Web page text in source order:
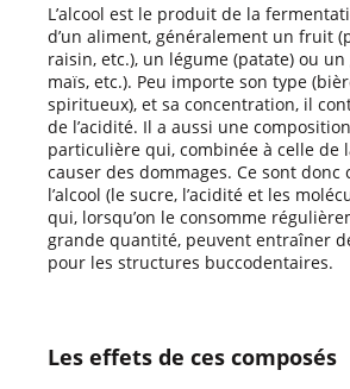
L’alcool est le produit de la
d’un aliment, généralement un fruit
raisin, etc.), un légume (patate) ou
maïs, etc.). Peu importe son type
spiritueux), et sa concentration, il
de l’acidité. Il a aussi une
particulière qui, combinée à celle de
causer des dommages. Ce sont donc
l’alcool (le sucre, l’acidité et les
qui, lorsqu’on le consomme
grande quantité, peuvent entraîner
pour les structures buccodentaires.
Les effets de ces composés